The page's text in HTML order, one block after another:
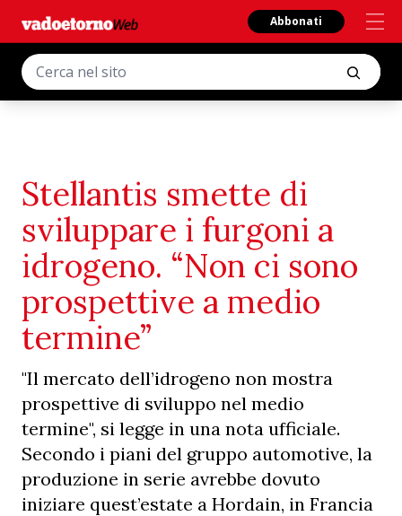
Abbonati
Stellantis smette di
sviluppare i furgoni a
idrogeno. “Non ci sono
prospettive a medio
termine”
"Il mercato dell’idrogeno non mostra
prospettive di sviluppo nel medio
termine", si legge in una nota ufficiale.
Secondo i piani del gruppo automotive, la
produzione in serie avrebbe dovuto
iniziare quest’estate a Hordain, in Francia